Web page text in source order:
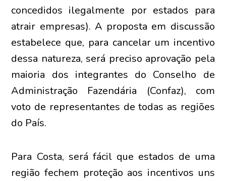
concedidos ilegalmente por estados para
atrair empresas). A proposta em discussão
estabelece que, para cancelar um incentivo
dessa natureza, será preciso aprovação pela
maioria dos integrantes do Conselho de
Administração Fazendária (Confaz), com
voto de representantes de todas as regiões
do País.
Para Costa, será fácil que estados de uma
região fechem proteção aos incentivos uns